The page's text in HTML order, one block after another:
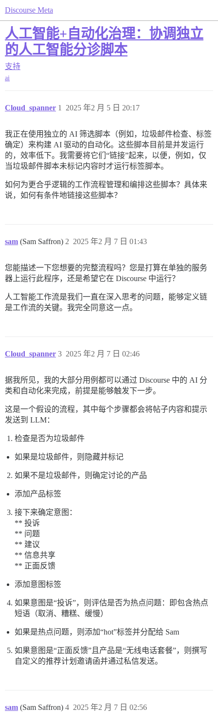
Discourse Meta
人工智能+自动化治理：协调独立
的人工智能分诊脚本
支持
ai
Cloud_spanner 2025 年2 月 5 日 20:17
1
我正在使用独立的 AI 筛选脚本（例如，垃圾邮件检查、标签
确定）来构建 AI 驱动的自动化。这些脚本目前是并发运行
的，效率低下。我需要将它们“链接”起来，以便，例如，仅
当垃圾邮件脚本未标记内容时才运行标签脚本。
如何为更合乎逻辑的工作流程管理和编排这些脚本？具体来
说，如何有条件地链接这些脚本？
sam (Sam Saffron) 2025 年2 月 7 日 01:43
2
您能描述一下您想要的完整流程吗？您是打算在单独的服务
器上运行此程序，还是希望它在 Discourse 中运行？
人工智能工作流是我们一直在深入思考的问题，能够定义链
是工作流的关键。我完全同意这一点。
Cloud_spanner 2025 年2 月 7 日 02:46
3
据我所见，我的大部分用例都可以通过 Discourse 中的 AI 分
类和自动化来完成，前提是能够触发下一步。
这是一个假设的流程，其中每个步骤都会将帖子内容和提示
发送到 LLM：
检查是否为垃圾邮件
如果是垃圾邮件，则隐藏并标记
如果不是垃圾邮件，则确定讨论的产品
添加产品标签
接下来确定意图：
** 投诉
** 问题
** 建议
** 信息共享
** 正面反馈
添加意图标签
如果意图是“投诉”，则评估是否为热点问题：即包含热点
短语（取消、糟糕、缓慢）
如果是热点问题，则添加“hot”标签并分配给 Sam
如果意图是“正面反馈”且产品是“无线电话套餐”，则撰写
自定义的推荐计划邀请函并通过私信发送。
sam (Sam Saffron) 2025 年2 月 7 日 02:56
4